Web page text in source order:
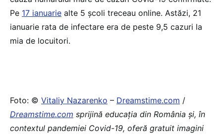
Pe 17 ianuarie alte 5 școli treceau online. Astăzi, 21
ianuarie rata de infectare era de peste 9,5 cazuri la
mia de locuitori.
Foto: © Vitaliy Nazarenko – Dreamstime.com /
Dreamstime.com sprijină educaţia din România şi, în
contextul pandemiei Covid-19, oferă gratuit imagini